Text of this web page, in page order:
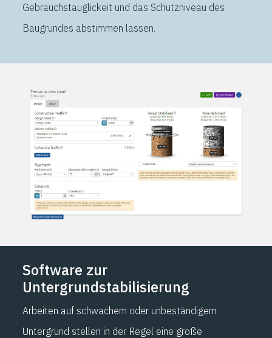
Gebrauchstauglickeit und das Schutzniveau des
Baugrundes abstimmen lassen.
Software zur
Untergrundstabilisierung
Arbeiten auf schwachem oder unbeständigem
Untergrund stellen in der Regel eine große